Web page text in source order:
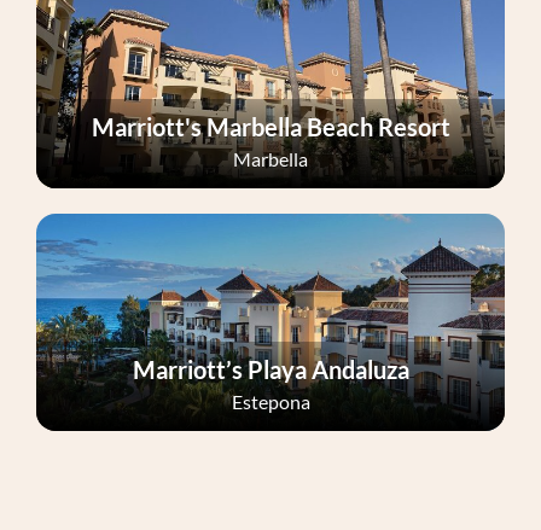
Marriott's Marbella Beach Resort
Marbella
Marriott’s Playa Andaluza
Estepona